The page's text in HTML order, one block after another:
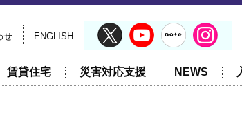
せ ENGLISH
賃貸住宅 災害対応支援 NEWS